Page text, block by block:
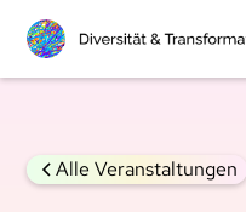
Alle Veranstaltungen